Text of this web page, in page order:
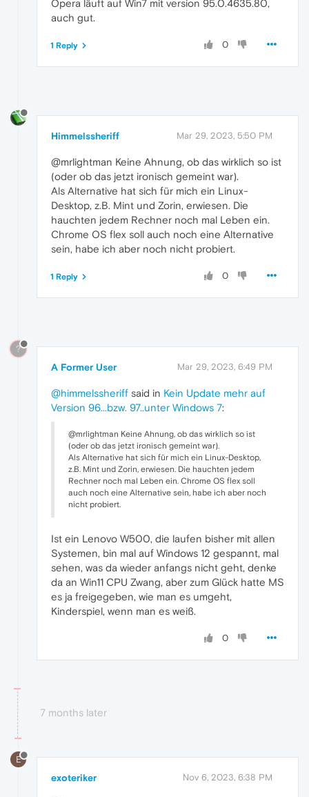
Opera läuft auf Win7 mit version 95.0.4635.80,
auch gut.
0
1 Reply
Himmelssheriff Mar 29, 2023, 5:50 PM
@mrlightman Keine Ahnung, ob das wirklich so ist
(oder ob das jetzt ironisch gemeint war).
Als Alternative hat sich für mich ein Linux-
Desktop, z.B. Mint und Zorin, erwiesen. Die
hauchten jedem Rechner noch mal Leben ein.
Chrome OS flex soll auch noch eine Alternative
sein, habe ich aber noch nicht probiert.
0
1 Reply
?
A Former User Mar 29, 2023, 6:49 PM
@himmelssheriff said in Kein Update mehr auf
Version 96...bzw. 97..unter Windows 7:
@mrlightman Keine Ahnung, ob das wirklich so ist
(oder ob das jetzt ironisch gemeint war).
Als Alternative hat sich für mich ein Linux-Desktop,
z.B. Mint und Zorin, erwiesen. Die hauchten jedem
Rechner noch mal Leben ein. Chrome OS flex soll
auch noch eine Alternative sein, habe ich aber noch
nicht probiert.
Ist ein Lenovo W500, die laufen bisher mit allen
Systemen, bin mal auf Windows 12 gespannt, mal
sehen, was da wieder anfangs nicht geht, denke
da an Win11 CPU Zwang, aber zum Glück hatte MS
es ja freigegeben, wie man es umgeht,
Kinderspiel, wenn man es weiß.
0
7 months later
E
exoteriker Nov 6, 2023, 6:38 PM